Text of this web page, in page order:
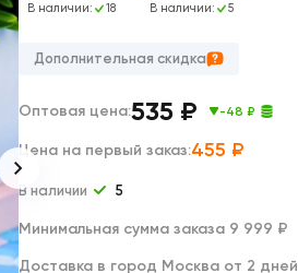
В наличии: 18 В наличии: 5
Дополнительная скидка
Оптовая цена:535 ₽ -48 ₽
Цена на первый заказ:455 ₽
В наличии 5
Минимальная сумма заказа 9 999 ₽
Доставка в город Москва от 2 дней